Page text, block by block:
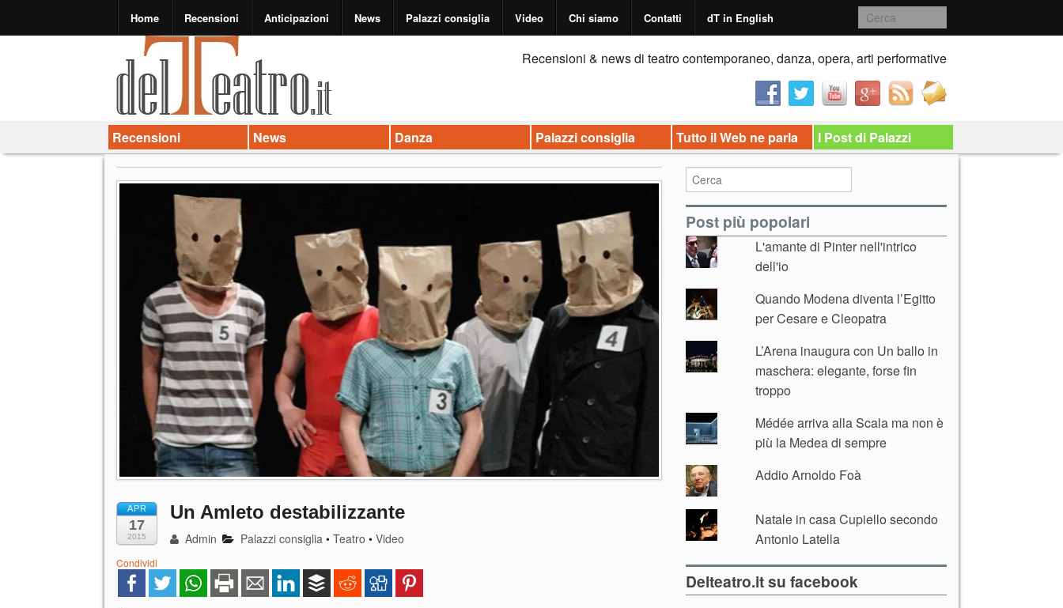
Home Recensioni Anticipazioni News Palazzi consiglia Video Chi siamo Contatti dT in English
Recensioni & news di teatro contemporaneo, danza, opera, arti performative
Recensioni News Danza Palazzi consiglia Tutto il Web ne parla I Post di Palazzi
APR
17
2015
Un Amleto destabilizzante
Admin Palazzi consiglia •Teatro •Video
Condividi
Post più popolari
L'amante di Pinter nell'intrico
dell'io
Quando Modena diventa l’Egitto
per Cesare e Cleopatra
L’Arena inaugura con Un ballo in
maschera: elegante, forse fin
troppo
Médée arriva alla Scala ma non è
più la Medea di sempre
Addio Arnoldo Foà
Natale in casa Cupiello secondo
Antonio Latella
Delteatro.it su facebook